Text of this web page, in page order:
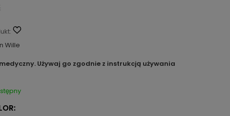
Wille
Używaj go zgodnie z instrukcją używania